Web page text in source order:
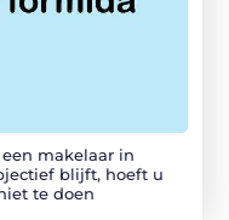
makelaar in
blijft, hoeft u
te doen